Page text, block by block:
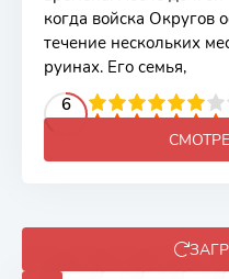
когда войска Округов
течение нескольких
руинах. Его семья,
6
4 5 6 7 8 9 10